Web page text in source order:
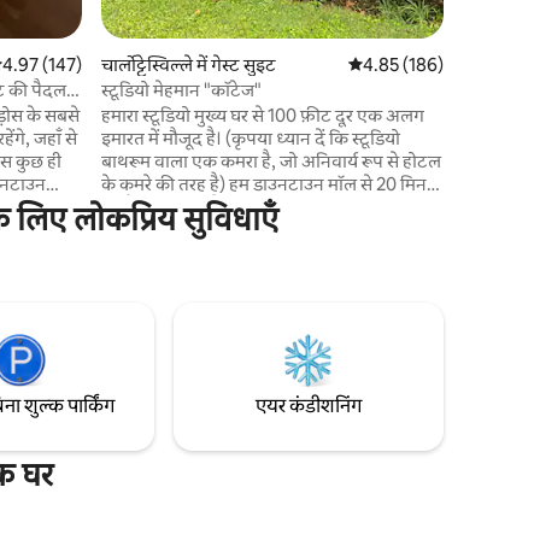
रेटिंग 5 में से 4.97, 147 समीक्षाएँ
4.97 (147)
की पैदल
कुछ ही
वेन्यू
चार्लोट्टेस्विल्ले में गेस्ट सुइट औसत रेटिंग 5 में से 4.85,
4.85 (186)
स्टूडियो मेहमान "कॉटेज"
हमारा स्टूडियो मुख्य घर से 100 फ़ीट दूर एक अलग
इमारत में मौजूद है। (कृपया ध्यान दें कि स्टूडियो
बाथरूम वाला एक कमरा है, जो अनिवार्य रूप से होटल
के कमरे की तरह है) हम डाउनटाउन मॉल से 20 मिनट
की पैदल दूरी पर हैं। इसमें एक क्वीन साइज़ बेड, छोटा
रसोईघर (फ़्रिज, टोस्टर ओवन, माइक्रोवेव,
लोकप्रिय सुविधाएँ
शुल्क पार्किंग एयर कंडीशनिंग
घर